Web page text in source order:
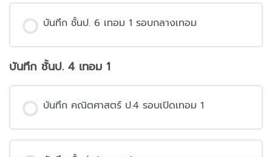
บันทึก ชั้นป. 6 เทอม 1 รอบกลางเทอม
บันทึก ชั้นป. 4 เทอม 1
บันทึก คณิตศาสตร์ ป.4 รอบเปิดเทอม 1